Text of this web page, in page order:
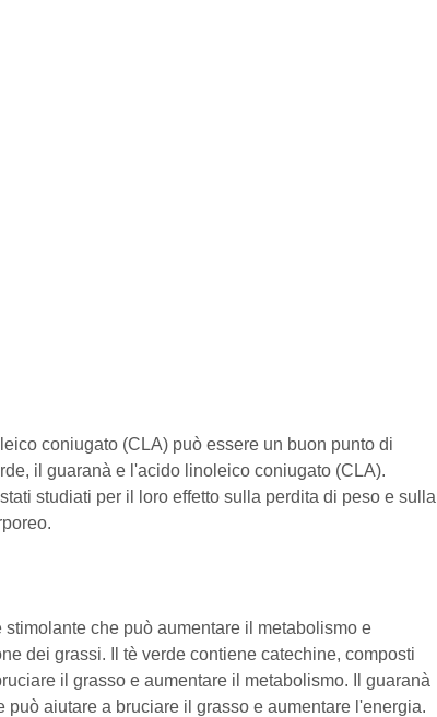
il guaranà e l'acido linoleico coniugato (CLA).
studiati per il loro effetto sulla perdita di peso e sulla
stimolante che può aumentare il metabolismo e
dei grassi. Il tè verde contiene catechine, composti
il grasso e aumentare il metabolismo. Il guaranà
può aiutare a bruciare il grasso e aumentare l'energia.